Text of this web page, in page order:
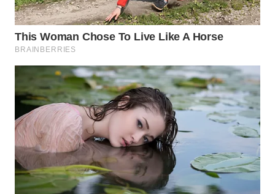
WAHANA
NEWS
WAHANA
TANI
WAHANA
ADVOKAT
WAHANA
INFRASTRUKTUR